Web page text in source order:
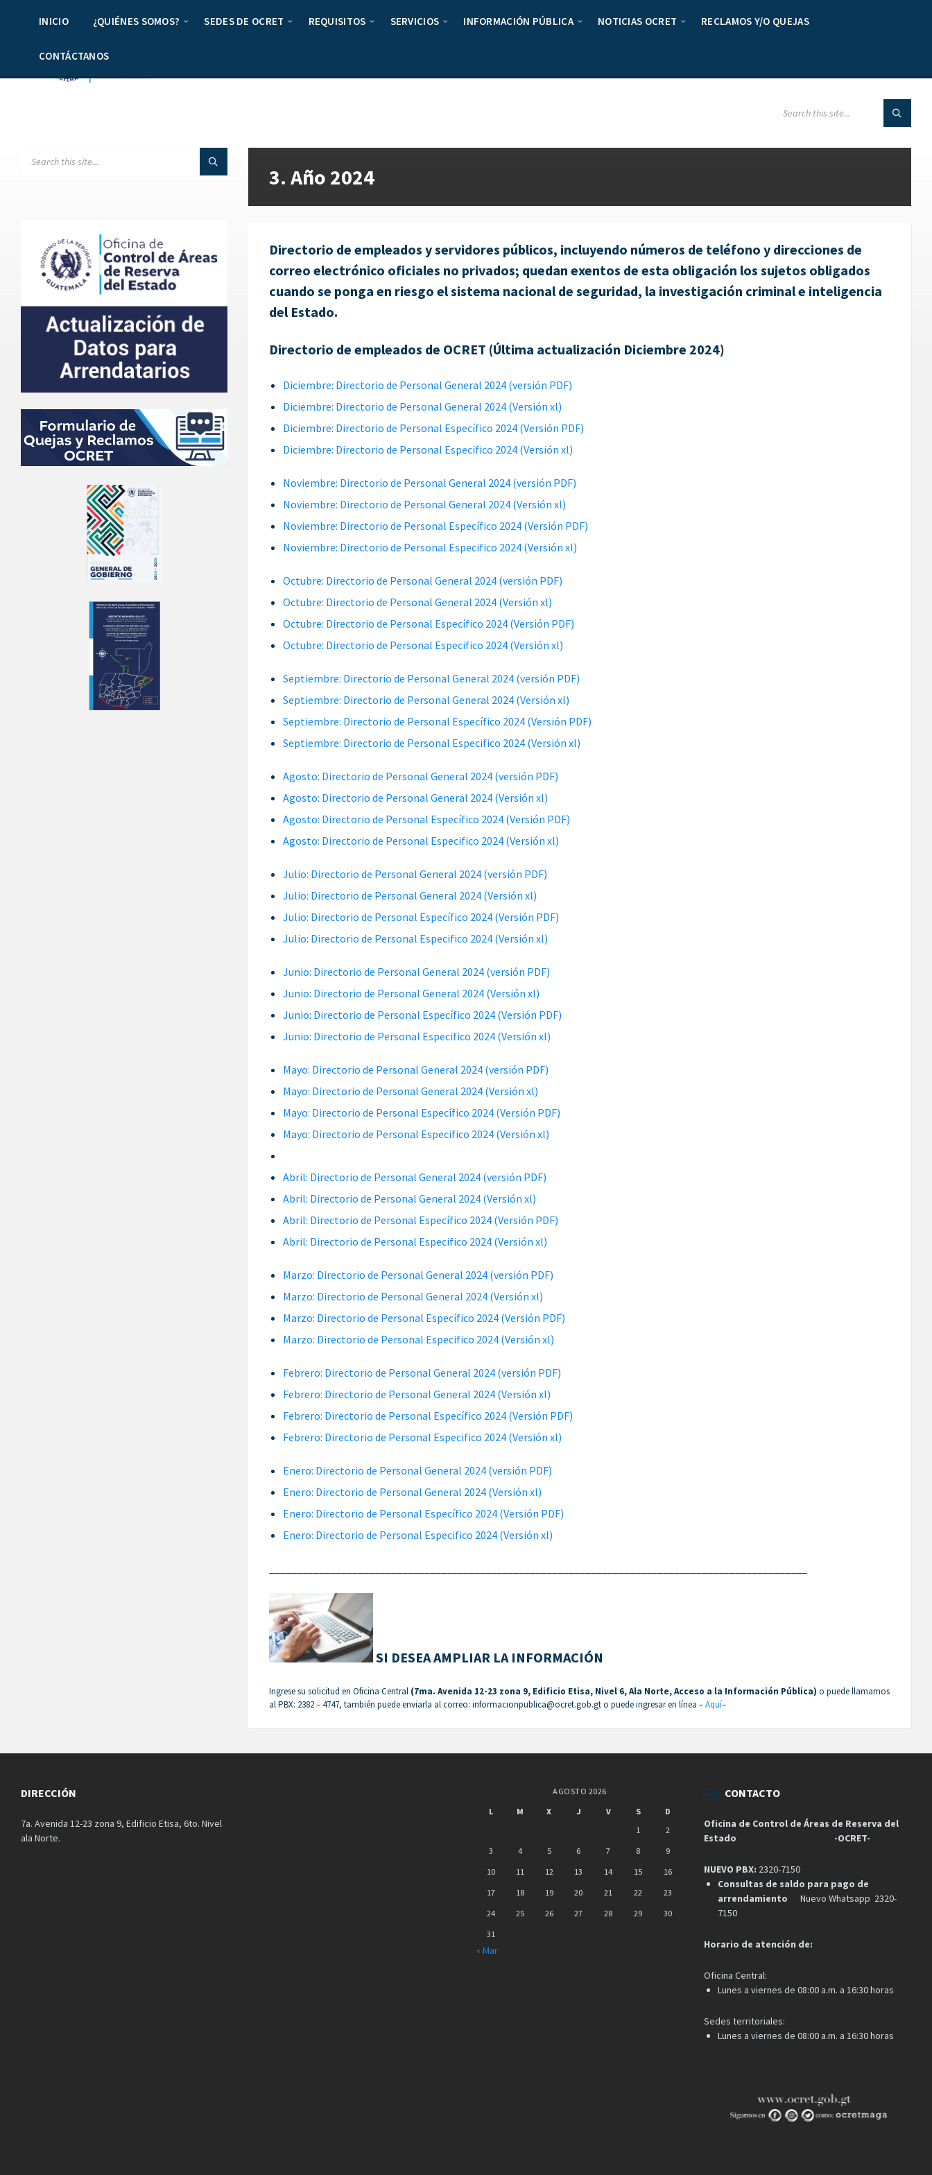
INICIO ¿QUIÉNES SOMOS? SEDES DE OCRET REQUISITOS SERVICIOS INFORMACIÓN PÚBLICA NOTICIAS OCRET RECLAMOS Y/O QUEJAS
CONTÁCTANOS
3. Año 2024
Directorio de empleados y servidores públicos, incluyendo números de teléfono y direcciones de
correo electrónico oficiales no privados; quedan exentos de esta obligación los sujetos obligados
cuando se ponga en riesgo el sistema nacional de seguridad, la investigación criminal e inteligencia
del Estado.
Directorio de empleados de OCRET (Última actualización Diciembre 2024)
Diciembre: Directorio de Personal General 2024 (versión PDF)
Diciembre: Directorio de Personal General 2024 (Versión xl)
Diciembre: Directorio de Personal Específico 2024 (Versión PDF)
Diciembre: Directorio de Personal Especifico 2024 (Versión xl)
Noviembre: Directorio de Personal General 2024 (versión PDF)
Noviembre: Directorio de Personal General 2024 (Versión xl)
Noviembre: Directorio de Personal Específico 2024 (Versión PDF)
Noviembre: Directorio de Personal Especifico 2024 (Versión xl)
Octubre: Directorio de Personal General 2024 (versión PDF)
Octubre: Directorio de Personal General 2024 (Versión xl)
Octubre: Directorio de Personal Específico 2024 (Versión PDF)
Octubre: Directorio de Personal Especifico 2024 (Versión xl)
Septiembre: Directorio de Personal General 2024 (versión PDF)
Septiembre: Directorio de Personal General 2024 (Versión xl)
Septiembre: Directorio de Personal Específico 2024 (Versión PDF)
Septiembre: Directorio de Personal Especifico 2024 (Versión xl)
Agosto: Directorio de Personal General 2024 (versión PDF)
Agosto: Directorio de Personal General 2024 (Versión xl)
Agosto: Directorio de Personal Específico 2024 (Versión PDF)
Agosto: Directorio de Personal Especifico 2024 (Versión xl)
Julio: Directorio de Personal General 2024 (versión PDF)
Julio: Directorio de Personal General 2024 (Versión xl)
Julio: Directorio de Personal Específico 2024 (Versión PDF)
Julio: Directorio de Personal Especifico 2024 (Versión xl)
Junio: Directorio de Personal General 2024 (versión PDF)
Junio: Directorio de Personal General 2024 (Versión xl)
Junio: Directorio de Personal Específico 2024 (Versión PDF)
Junio: Directorio de Personal Especifico 2024 (Versión xl)
Mayo: Directorio de Personal General 2024 (versión PDF)
Mayo: Directorio de Personal General 2024 (Versión xl)
Mayo: Directorio de Personal Específico 2024 (Versión PDF)
Mayo: Directorio de Personal Especifico 2024 (Versión xl)
Abril: Directorio de Personal General 2024 (versión PDF)
Abril: Directorio de Personal General 2024 (Versión xl)
Abril: Directorio de Personal Específico 2024 (Versión PDF)
Abril: Directorio de Personal Especifico 2024 (Versión xl)
Marzo: Directorio de Personal General 2024 (versión PDF)
Marzo: Directorio de Personal General 2024 (Versión xl)
Marzo: Directorio de Personal Específico 2024 (Versión PDF)
Marzo: Directorio de Personal Especifico 2024 (Versión xl)
Febrero: Directorio de Personal General 2024 (versión PDF)
Febrero: Directorio de Personal General 2024 (Versión xl)
Febrero: Directorio de Personal Específico 2024 (Versión PDF)
Febrero: Directorio de Personal Especifico 2024 (Versión xl)
Enero: Directorio de Personal General 2024 (versión PDF)
Enero: Directorio de Personal General 2024 (Versión xl)
Enero: Directorio de Personal Específico 2024 (Versión PDF)
Enero: Directorio de Personal Especifico 2024 (Versión xl)
SI DESEA AMPLIAR LA INFORMACIÓN
Ingrese su solicitud en Oficina Central (7ma. Avenida 12-23 zona 9, Edificio Etisa, Nivel 6, Ala Norte, Acceso a la Información Pública) o puede llamarnos
al PBX: 2382 – 4747, también puede enviarla al correo: informacionpublica@ocret.gob.gt o puede ingresar en línea –Aquí–
DIRECCIÓN
7a. Avenida 12-23 zona 9, Edificio Etisa, 6to. Nivel
ala Norte.
AGOSTO 2026
L
M X J V S
D
1
2
3
4 5 6 7 8
9
10
11 12 13 14 15
16
17
18 19 20 21 22
23
24
25 26 27 28 29
30
31
« Mar
CONTACTO
Oficina de Control de Áreas de Reserva del
Estado
-OCRET-
NUEVO PBX: 2320-7150
Consultas de saldo para pago de
arrendamiento Nuevo Whatsapp 2320-
7150
Horario de atención de:
Oficina Central:
Lunes a viernes de 08:00 a.m. a 16:30 horas
Sedes territoriales:
Lunes a viernes de 08:00 a.m. a 16:30 horas